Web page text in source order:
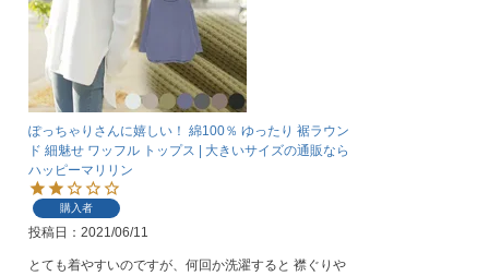
ぽっちゃりさんに嬉しい！ 綿100％ ゆったり 裾ラウン
ド 細魅せ ワッフル トップス | 大きいサイズの通販なら
ハッピーマリリン
購入者
投稿日 2021/06/11
とても着やすいのですが、何回か洗濯すると 襟ぐりや